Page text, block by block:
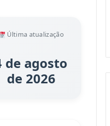
Última atualização
de agosto
de 2026